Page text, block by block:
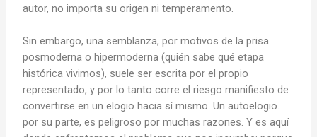
autor, no importa su origen ni temperamento.
Sin embargo, una semblanza, por motivos de la prisa
posmoderna o hipermoderna (quién sabe qué etapa
histórica vivimos), suele ser escrita por el propio
representado, y por lo tanto corre el riesgo manifiesto de
convertirse en un elogio hacia sí mismo. Un autoelogio.
por su parte, es peligroso por muchas razones. Y es aquí